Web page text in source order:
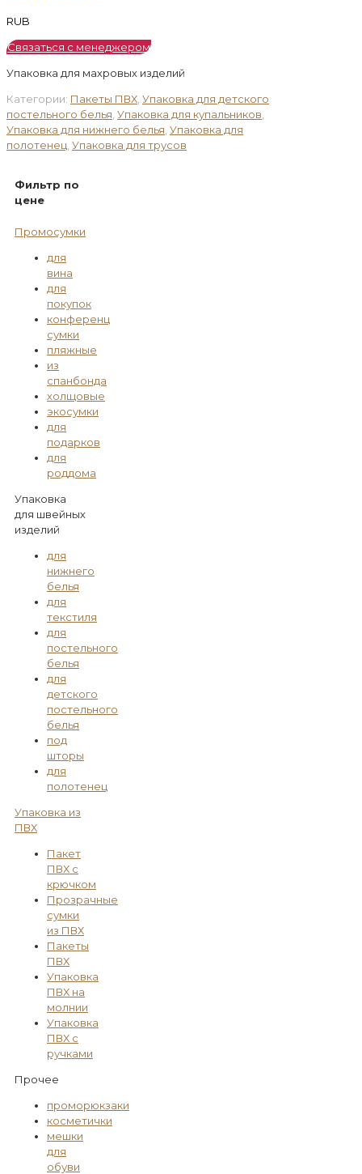
RUB
Связаться с менеджером
Упаковка для махровых изделий
Категории: Пакеты ПВХ Упаковка для детского
постельного белья Упаковка для купальников
Упаковка для нижнего белья Упаковка для
полотенец Упаковка для трусов
Фильтр по
цене
Промосумки
для
вина
для
покупок
конференц
сумки
пляжные
из
спанбонда
холщовые
экосумки
для
подарков
для
роддома
Упаковка
для швейных
изделий
для
нижнего
белья
для
текстиля
для
постельного
белья
для
детского
постельного
белья
под
шторы
для
полотенец
Упаковка из
ПВХ
Пакет
ПВХ с
крючком
Прозрачные
сумки
из ПВХ
Пакеты
ПВХ
Упаковка
ПВХ на
молнии
Упаковка
ПВХ с
ручками
Прочее
проморюкзаки
косметички
мешки
для
обуви